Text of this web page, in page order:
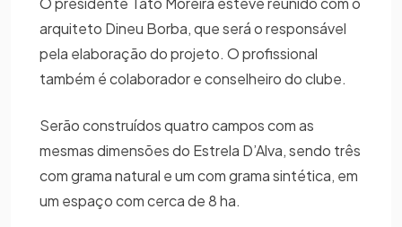
arquiteto Dineu Borba, que será o responsável
pela elaboração do projeto. O profissional
também é colaborador e conselheiro do clube.
Serão construídos quatro campos com as
mesmas dimensões do Estrela D’Alva, sendo três
com grama natural e um com grama sintética, em
um espaço com cerca de 8 ha.